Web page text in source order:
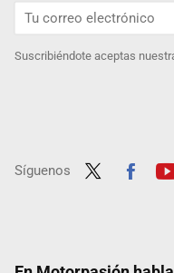
Suscribiéndote aceptas
Síguenos